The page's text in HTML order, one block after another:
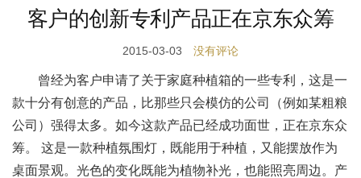
客户的创新专利产品正在京东众筹
2015-03-03 没有评论
曾经为客户申请了关于家庭种植箱的一些专利，这是一
款十分有创意的产品，比那些只会模仿的公司（例如某粗粮
公司）强得太多。如今这款产品已经成功面世，正在京东众
筹。 这是一款种植氛围灯，既能用于种植，又能摆放作为
桌面景观。光色的变化既能为植物补光，也能照亮周边。产